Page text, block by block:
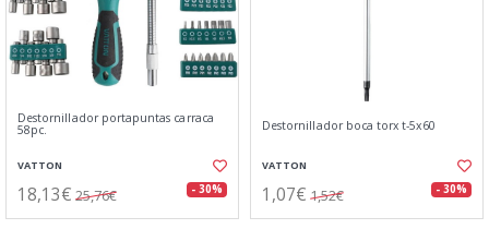
Destornillador portapuntas carraca
58pc.
VATTON
18,13€ 25,76€ - 30%
Destornillador boca torx t-5x60
VATTON
1,07€ 1,52€ - 30%